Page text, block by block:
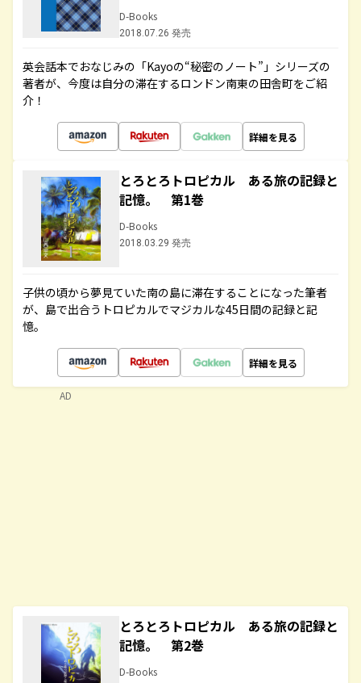
D-Books
2018.07.26 発売
英会話本でおなじみの「Kayoの“秘密のノート”」シリーズの
著者が、今度は自分の滞在するロンドン南東の田舎町をご紹
介！
詳細を見る
とろとろトロピカル ある旅の記録と
記憶。 第1巻
D-Books
2018.03.29 発売
子供の頃から夢見ていた南の島に滞在することになった筆者
が、島で出合うトロピカルでマジカルな45日間の記録と記
憶。
詳細を見る
とろとろトロピカル ある旅の記録と
記憶。 第2巻
D-Books
AD